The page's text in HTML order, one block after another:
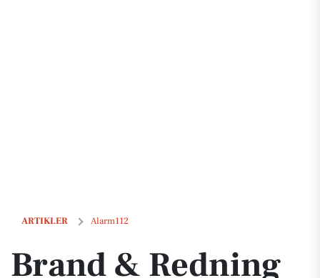
ARTIKLER Alarm112
Brand & Redning Sønderjylland: Brand i bygning
Brand & Redning